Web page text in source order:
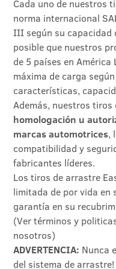
Cada uno de nuestros
norma internacional
III según su capacidad
posible que nuestros
de 5 países en
máxima de carga
características,
Además, nuestros
homologación u
marcas automotrices,
compatibilidad y
fabricantes líderes.
Los tiros de arrastre
limitada de por vida en
garantía en su
(Ver términos y
nosotros)
ADVERTENCIA: Nunca
del sistema de